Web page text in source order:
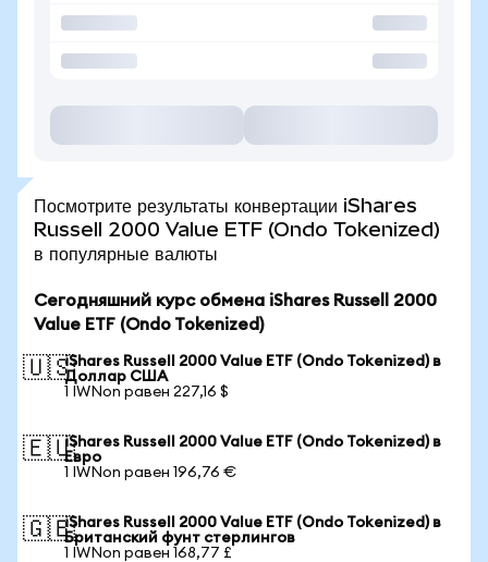
Посмотрите результаты конвертации iShares
Russell 2000 Value ETF (Ondo Tokenized)
в популярные валюты
Сегодняшний курс обмена iShares Russell 2000
Value ETF (Ondo Tokenized)
🇺🇸iShares Russell 2000 Value ETF (Ondo Tokenized) в
Доллар США
1 IWNon равен 227,16 $
🇪🇺iShares Russell 2000 Value ETF (Ondo Tokenized) в
Евро
1 IWNon равен 196,76 €
🇬🇧iShares Russell 2000 Value ETF (Ondo Tokenized) в
Британский фунт стерлингов
1 IWNon равен 168,77 £